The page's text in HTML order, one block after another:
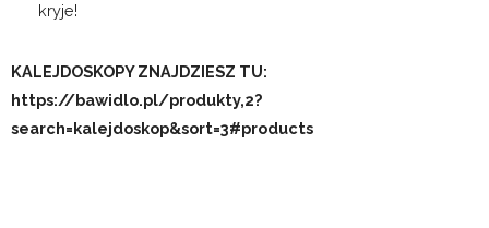
kryje!
KALEJDOSKOPY ZNAJDZIESZ TU:
https://bawidlo.pl/produkty,2?
search=kalejdoskop&sort=3#products